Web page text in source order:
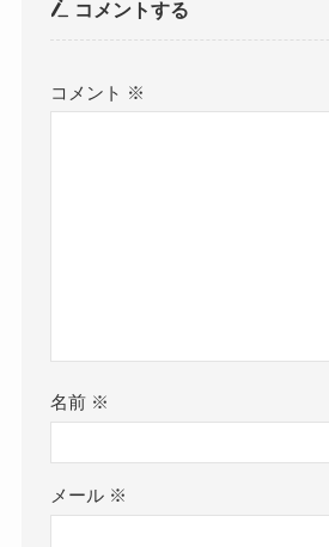
コメントする
コメント ※
名前 ※
メール ※